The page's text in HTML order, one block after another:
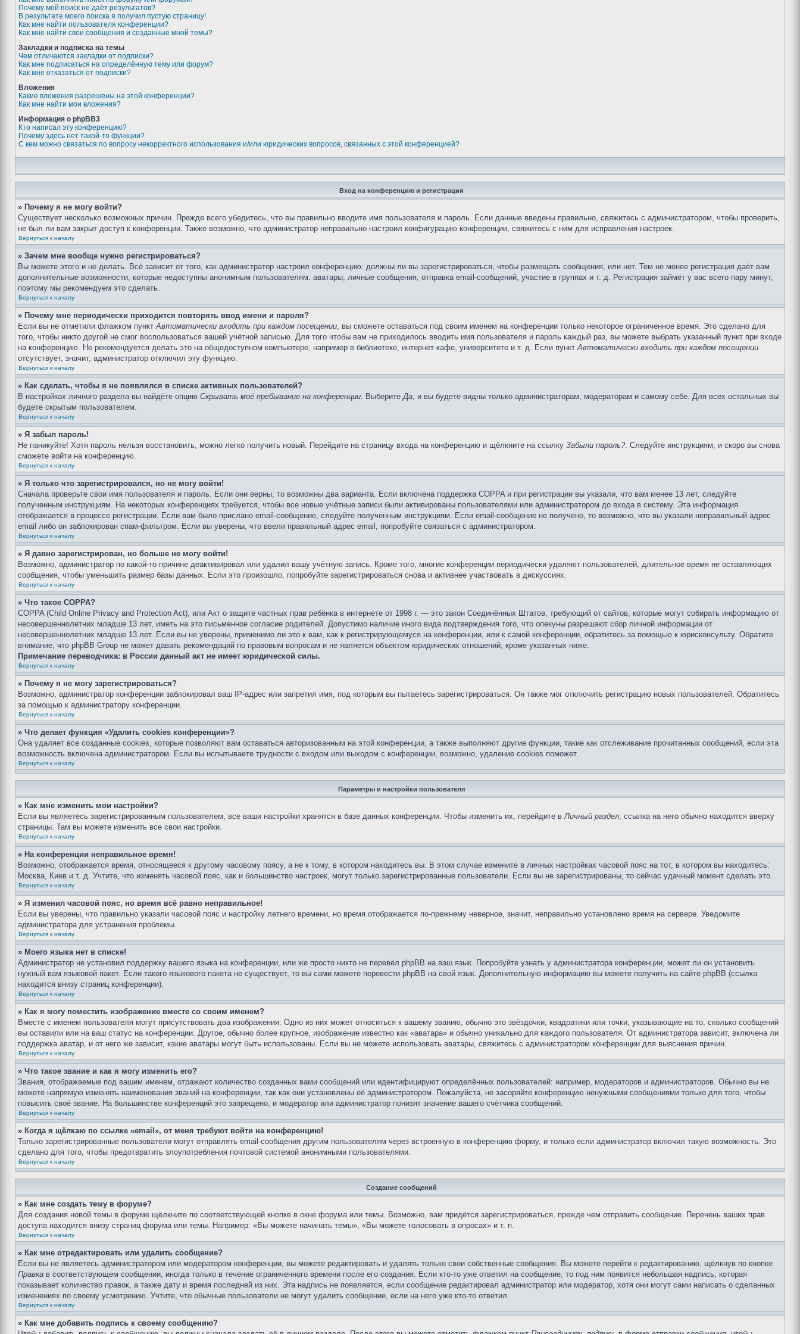
Почему мой поиск не даёт результатов?
В результате моего поиска я получил пустую страницу!
Как мне найти пользователя конференции?
Как мне найти свои сообщения и созданные мной темы?
Закладки и подписка на темы
Чем отличаются закладки от подписки?
Как мне подписаться на определённую тему или форум?
Как мне отказаться от подписки?
Вложения
Какие вложения разрешены на этой конференции?
Как мне найти мои вложения?
Информация о phpBB3
Кто написал эту конференцию?
Почему здесь нет такой-то функции?
С кем можно связаться по вопросу некорректного использования и/или юридических вопросов, связанных с этой конференцией?
Вход на конференцию и регистрация
» Почему я не могу войти?
Существует несколько возможных причин. Прежде всего убедитесь, что вы правильно вводите имя пользователя и пароль. Если данные введены правильно, свяжитесь с администратором, чтобы проверить,
не был ли вам закрыт доступ к конференции. Также возможно, что администратор неправильно настроил конфигурацию конференции, свяжитесь с ним для исправления настроек.
Вернуться к началу
» Зачем мне вообще нужно регистрироваться?
Вы можете этого и не делать. Всё зависит от того, как администратор настроил конференцию: должны ли вы зарегистрироваться, чтобы размещать сообщения, или нет. Тем не менее регистрация даёт вам
дополнительные возможности, которые недоступны анонимным пользователям: аватары, личные сообщения, отправка email-сообщений, участие в группах и т. д. Регистрация займёт у вас всего пару минут,
поэтому мы рекомендуем это сделать.
Вернуться к началу
» Почему мне периодически приходится повторять ввод имени и пароля?
Если вы не отметили флажком пунктАвтоматически входить при каждом посещении, вы сможете оставаться под своим именем на конференции только некоторое ограниченное время. Это сделано для
того, чтобы никто другой не смог воспользоваться вашей учётной записью. Для того чтобы вам не приходилось вводить имя пользователя и пароль каждый раз, вы можете выбрать указанный пункт при входе
на конференцию. Не рекомендуется делать это на общедоступном компьютере, например в библиотеке, интернет-кафе, университете и т. д. Если пунктАвтоматически входить при каждом посещении
отсутствует, значит, администратор отключил эту функцию.
Вернуться к началу
» Как сделать, чтобы я не появлялся в списке активных пользователей?
В настройках личного раздела вы найдёте опцию Скрывать моё пребывание на конференции. ВыберитеДа, и вы будете видны только администраторам, модераторам и самому себе. Для всех остальных вы
будете скрытым пользователем.
Вернуться к началу
» Я забыл пароль!
Не паникуйте! Хотя пароль нельзя восстановить, можно легко получить новый. Перейдите на страницу входа на конференцию и щёлкните на ссылку Забыли пароль?. Следуйте инструкциям, и скоро вы снова
сможете войти на конференцию.
Вернуться к началу
» Я только что зарегистрировался, но не могу войти!
Сначала проверьте свои имя пользователя и пароль. Если они верны, то возможны два варианта. Если включена поддержка COPPA и при регистрации вы указали, что вам менее 13 лет, следуйте
полученным инструкциям. На некоторых конференциях требуется, чтобы все новые учётные записи были активированы пользователями или администратором до входа в систему. Эта информация
отображается в процессе регистрации. Если вам было прислано email-сообщение, следуйте полученным инструкциям. Если email-сообщение не получено, то возможно, что вы указали неправильный адрес
email либо он заблокирован спам-фильтром. Если вы уверены, что ввели правильный адрес email, попробуйте связаться с администратором.
Вернуться к началу
» Я давно зарегистрирован, но больше не могу войти!
Возможно, администратор по какой-то причине деактивировал или удалил вашу учётную запись. Кроме того, многие конференции периодически удаляют пользователей, длительное время не оставляющих
сообщения, чтобы уменьшить размер базы данных. Если это произошло, попробуйте зарегистрироваться снова и активнее участвовать в дискуссиях.
Вернуться к началу
» Что такое COPPA?
COPPA (Child Online Privacy and Protection Act), или Акт о защите частных прав ребёнка в интернете от 1998 г. — это закон Соединённых Штатов, требующий от сайтов, которые могут собирать информацию от
несовершеннолетних младше 13 лет, иметь на это письменное согласие родителей. Допустимо наличие иного вида подтверждения того, что опекуны разрешают сбор личной информации от
несовершеннолетних младше 13 лет. Если вы не уверены, применимо ли это к вам, как к регистрирующемуся на конференции, или к самой конференции, обратитесь за помощью к юрисконсульту. Обратите
внимание, что phpBB Group не может давать рекомендаций по правовым вопросам и не является объектом юридических отношений, кроме указанных ниже.
Примечание переводчика: в России данный акт не имеет юридической силы.
Вернуться к началу
» Почему я не могу зарегистрироваться?
Возможно, администратор конференции заблокировал ваш IP-адрес или запретил имя, под которым вы пытаетесь зарегистрироваться. Он также мог отключить регистрацию новых пользователей. Обратитесь
за помощью к администратору конференции.
Вернуться к началу
» Что делает функция «Удалить cookies конференции»?
Она удаляет все созданные cookies, которые позволяют вам оставаться авторизованным на этой конференции, а также выполняют другие функции, такие как отслеживание прочитанных сообщений, если эта
возможность включена администратором. Если вы испытываете трудности с входом или выходом с конференции, возможно, удаление cookies поможет.
Вернуться к началу
Параметры и настройки пользователя
» Как мне изменить мои настройки?
Если вы являетесь зарегистрированным пользователем, все ваши настройки хранятся в базе данных конференции. Чтобы изменить их, перейдите вЛичный раздел; ссылка на него обычно находится вверху
страницы. Там вы можете изменить все свои настройки.
Вернуться к началу
» На конференции неправильное время!
Возможно, отображается время, относящееся к другому часовому поясу, а не к тому, в котором находитесь вы. В этом случае измените в личных настройках часовой пояс на тот, в котором вы находитесь:
Москва, Киев и т. д. Учтите, что изменять часовой пояс, как и большинство настроек, могут только зарегистрированные пользователи. Если вы не зарегистрированы, то сейчас удачный момент сделать это.
Вернуться к началу
» Я изменил часовой пояс, но время всё равно неправильное!
Если вы уверены, что правильно указали часовой пояс и настройку летнего времени, но время отображается по-прежнему неверное, значит, неправильно установлено время на сервере. Уведомите
администратора для устранения проблемы.
Вернуться к началу
» Моего языка нет в списке!
Администратор не установил поддержку вашего языка на конференции, или же просто никто не перевёл phpBB на ваш язык. Попробуйте узнать у администратора конференции, может ли он установить
нужный вам языковой пакет. Если такого языкового пакета не существует, то вы сами можете перевести phpBB на свой язык. Дополнительную информацию вы можете получить на сайте phpBB (ссылка
находится внизу страниц конференции).
Вернуться к началу
» Как я могу поместить изображение вместе со своим именем?
Вместе с именем пользователя могут присутствовать два изображения. Одно из них может относиться к вашему званию, обычно это звёздочки, квадратики или точки, указывающие на то, сколько сообщений
вы оставили или на ваш статус на конференции. Другое, обычно более крупное, изображение известно как «аватара» и обычно уникально для каждого пользователя. От администратора зависит, включена ли
поддержка аватар, и от него же зависит, какие аватары могут быть использованы. Если вы не можете использовать аватары, свяжитесь с администратором конференции для выяснения причин.
Вернуться к началу
» Что такое звание и как я могу изменить его?
Звания, отображаемые под вашим именем, отражают количество созданных вами сообщений или идентифицируют определённых пользователей: например, модераторов и администраторов. Обычно вы не
можете напрямую изменять наименования званий на конференции, так как они установлены её администратором. Пожалуйста, не засоряйте конференцию ненужными сообщениями только для того, чтобы
повысить своё звание. На большинстве конференций это запрещено, и модератор или администратор понизят значение вашего счётчика сообщений.
Вернуться к началу
» Когда я щёлкаю по ссылке «email», от меня требуют войти на конференцию!
Только зарегистрированные пользователи могут отправлять email-сообщения другим пользователям через встроенную в конференцию форму, и только если администратор включил такую возможность. Это
сделано для того, чтобы предотвратить злоупотребления почтовой системой анонимными пользователями.
Вернуться к началу
Создание сообщений
» Как мне создать тему в форуме?
Для создания новой темы в форуме щёлкните по соответствующей кнопке в окне форума или темы. Возможно, вам придётся зарегистрироваться, прежде чем отправить сообщение. Перечень ваших прав
доступа находится внизу страниц форума или темы. Например: «Вы можете начинать темы», «Вы можете голосовать в опросах» и т. п.
Вернуться к началу
» Как мне отредактировать или удалить сообщение?
Если вы не являетесь администратором или модератором конференции, вы можете редактировать и удалять только свои собственные сообщения. Вы можете перейти к редактированию, щёлкнув по кнопке
Правка в соответствующем сообщении, иногда только в течение ограниченного времени после его создания. Если кто-то уже ответил на сообщение, то под ним появится небольшая надпись, которая
показывает количество правок, а также дату и время последней из них. Эта надпись не появляется, если сообщение редактировал администратор или модератор, хотя они могут сами написать о сделанных
изменениях по своему усмотрению. Учтите, что обычные пользователи не могут удалить сообщение, если на него уже кто-то ответил.
Вернуться к началу
» Как мне добавить подпись к своему сообщению?